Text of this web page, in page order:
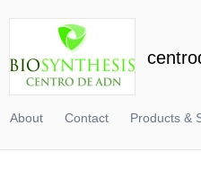
About Contact Products &